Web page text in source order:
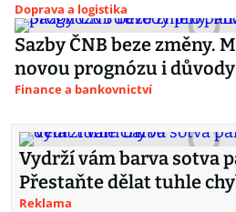
Doprava a logistika
Sazby ČNB beze změny.
novou prognózu i
Finance a bankovnictví
Vydrží vám barva sotva
Přestaňte dělat tuhle
Reklama